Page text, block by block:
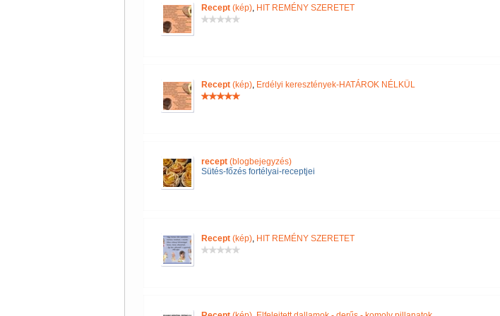
Recept(kép), HIT REMÉNY SZERETET
Recept(kép), Erdélyi keresztények-HATÁROK NÉLKÜL
recept(blogbejegyzés)
Sütés-főzés fortélyai-receptjei
Recept(kép), HIT REMÉNY SZERETET